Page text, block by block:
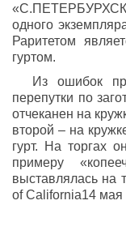
одного
Раритетом
гуртом.
Из ошибок
перепутки по
отчеканен на
второй – на
гурт. На торгах
примеру
выставлялась на
of California14 мая